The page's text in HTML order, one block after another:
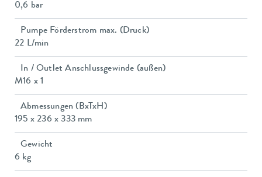
0,6 bar
Pumpe Förderstrom max. (Druck)
22 L/min
In / Outlet Anschlussgewinde (außen)
M16 x 1
Abmessungen (BxTxH)
195 x 236 x 333 mm
Gewicht
6 kg